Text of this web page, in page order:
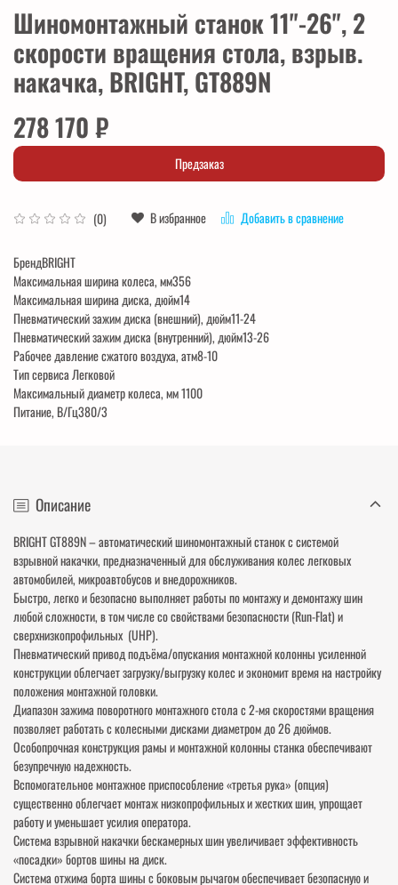
Шиномонтажный станок 11"-26", 2
скорости вращения стола, взрыв.
накачка, BRIGHT, GT889N
(0) В избранное Добавить в сравнение
278 170 ₽
Предзаказ
БрендBRIGHT
Максимальная ширина колеса, мм356
Максимальная ширина диска, дюйм14
Пневматический зажим диска (внешний), дюйм11-24
Пневматический зажим диска (внутренний), дюйм13-26
Рабочее давление сжатого воздуха, атм8-10
Тип сервисаЛегковой
Максимальный диаметр колеса, мм1100
Питание, В/Гц380/3
Описание
BRIGHT GT889N – автоматический шиномонтажный станок с системой
взрывной накачки, предназначенный для обслуживания колес легковых
автомобилей, микроавтобусов и внедорожников.
Быстро, легко и безопасно выполняет работы по монтажу и демонтажу шин
любой сложности, в том числе со свойствами безопасности (Run-Flat) и
сверхнизкопрофильных (UHP).
Пневматический привод подъёма/опускания монтажной колонны усиленной
конструкции облегчает загрузку/выгрузку колес и экономит время на настройку
положения монтажной головки.
Диапазон зажима поворотного монтажного стола с 2-мя скоростями вращения
позволяет работать с колесными дисками диаметром до 26 дюймов.
Особопрочная конструкция рамы и монтажной колонны станка обеспечивают
безупречную надежность.
Вспомогательное монтажное приспособление «третья рука» (опция)
существенно облегчает монтаж низкопрофильных и жестких шин, упрощает
работу и уменьшает усилия оператора.
Система взрывной накачки бескамерных шин увеличивает эффективность
«посадки» бортов шины на диск.
Система отжима борта шины с боковым рычагом обеспечивает безопасную и